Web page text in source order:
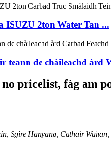
ISUZU 2ton Water Tan ...
teann de chàileachd àrd
pricelist, fàg am
Sgìre Hanyang, Cathair